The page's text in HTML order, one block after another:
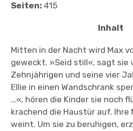
Seiten: 415
Inhalt
Mitten in der Nacht wird Max
geweckt. »Seid still«, sagt sie
Zehnjährigen und seine vier
Ellie in einen Wandschrank
…«, hören die Kinder sie noch
krachend die Haustür auf.
weint. Um sie zu beruhigen,